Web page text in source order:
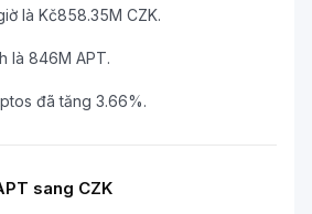
là Kč858.35M CZK.
là 846M APT.
đã tăng 3.66%.
sang CZK